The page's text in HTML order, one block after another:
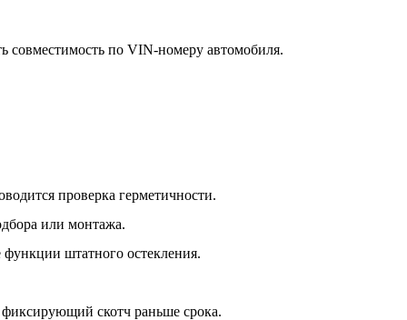
совместимость по VIN-номеру автомобиля.
проверка герметичности.
или монтажа.
штатного остекления.
фиксирующий скотч раньше срока.